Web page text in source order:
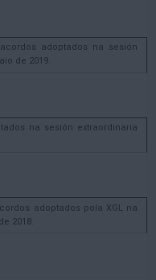
acordos adoptados na sesión
de 2019.
na sesión extraordinaria
adoptados pola XGL na
2018.